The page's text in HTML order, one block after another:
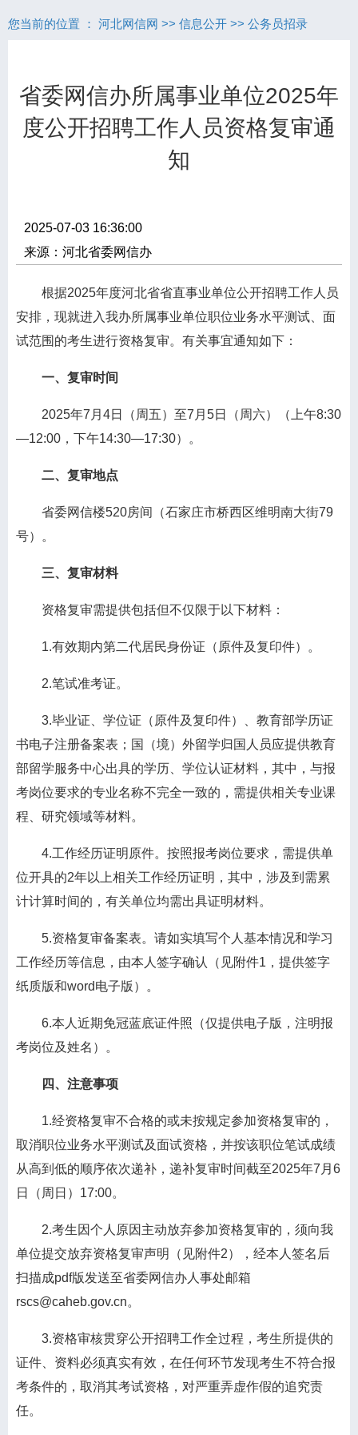
您当前的位置 ： 河北网信网 >> 信息公开 >> 公务员招录
省委网信办所属事业单位2025年
度公开招聘工作人员资格复审通
知
2025-07-03 16:36:00
来源：河北省委网信办
根据2025年度河北省省直事业单位公开招聘工作人员
安排，现就进入我办所属事业单位职位业务水平测试、面
试范围的考生进行资格复审。有关事宜通知如下：
一、复审时间
2025年7月4日（周五）至7月5日（周六）（上午8:30
—12:00，下午14:30—17:30）。
二、复审地点
省委网信楼520房间（石家庄市桥西区维明南大街79
号）。
三、复审材料
资格复审需提供包括但不仅限于以下材料：
1.有效期内第二代居民身份证（原件及复印件）。
2.笔试准考证。
3.毕业证、学位证（原件及复印件）、教育部学历证
书电子注册备案表；国（境）外留学归国人员应提供教育
部留学服务中心出具的学历、学位认证材料，其中，与报
考岗位要求的专业名称不完全一致的，需提供相关专业课
程、研究领域等材料。
4.工作经历证明原件。按照报考岗位要求，需提供单
位开具的2年以上相关工作经历证明，其中，涉及到需累
计计算时间的，有关单位均需出具证明材料。
5.资格复审备案表。请如实填写个人基本情况和学习
工作经历等信息，由本人签字确认（见附件1，提供签字
纸质版和word电子版）。
6.本人近期免冠蓝底证件照（仅提供电子版，注明报
考岗位及姓名）。
四、注意事项
1.经资格复审不合格的或未按规定参加资格复审的，
取消职位业务水平测试及面试资格，并按该职位笔试成绩
从高到低的顺序依次递补，递补复审时间截至2025年7月6
日（周日）17:00。
2.考生因个人原因主动放弃参加资格复审的，须向我
单位提交放弃资格复审声明（见附件2），经本人签名后
扫描成pdf版发送至省委网信办人事处邮箱
rscs@caheb.gov.cn。
3.资格审核贯穿公开招聘工作全过程，考生所提供的
证件、资料必须真实有效，在任何环节发现考生不符合报
考条件的，取消其考试资格，对严重弄虚作假的追究责
任。